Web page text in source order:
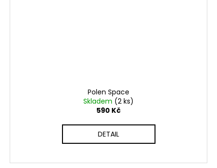
Polen Space
Skladem (2 ks)
590 Kč
DETAIL